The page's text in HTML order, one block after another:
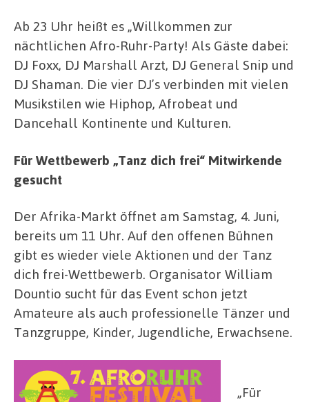
Ab 23 Uhr heißt es „Willkommen zur
nächtlichen Afro-Ruhr-Party! Als Gäste dabei:
DJ Foxx, DJ Marshall Arzt, DJ General Snip und
DJ Shaman. Die vier DJ’s verbinden mit vielen
Musikstilen wie Hiphop, Afrobeat und
Dancehall Kontinente und Kulturen.
Für Wettbewerb „Tanz dich frei“ Mitwirkende
gesucht
Der Afrika-Markt öffnet am Samstag, 4. Juni,
bereits um 11 Uhr. Auf den offenen Bühnen
gibt es wieder viele Aktionen und der Tanz
dich frei-Wettbewerb. Organisator William
Dountio sucht für das Event schon jetzt
Amateure als auch professionelle Tänzer und
Tanzgruppe, Kinder, Jugendliche, Erwachsene.
„Für